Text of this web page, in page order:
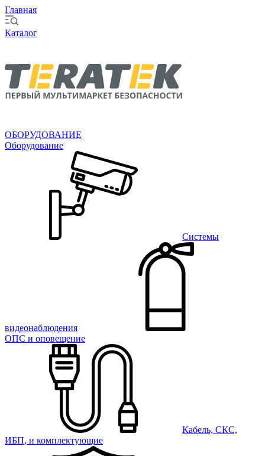
Главная
Каталог
ОБОРУДОВАНИЕ
Оборудование
Системы
видеонаблюдения
ОПС и оповещение
Кабель, СКС,
ИБП, и комплектующие